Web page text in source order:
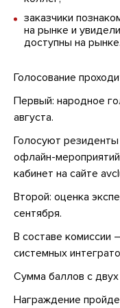
заказчики
на рынке и
доступны на рынке.
Голосование
Первый: народное
августа.
Голосуют
офлайн-
кабинет на сайте
Второй: оценка
сентября.
В составе комиссии
системных
Сумма баллов с
Награждение